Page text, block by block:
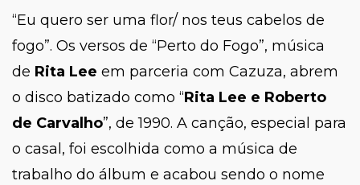
“Eu quero ser uma flor/ nos teus cabelos de
fogo”. Os versos de “Perto do Fogo”, música
de Rita Lee em parceria com Cazuza, abrem
o disco batizado como “Rita Lee e Roberto
de Carvalho”, de 1990. A canção, especial para
o casal, foi escolhida como a música de
trabalho do álbum e acabou sendo o nome